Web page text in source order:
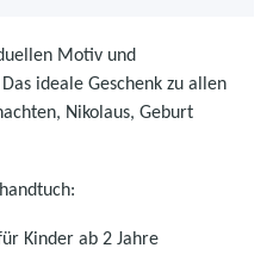
Motiv und
ideale Geschenk zu allen
Nikolaus, Geburt
Kinder ab 2 Jahre